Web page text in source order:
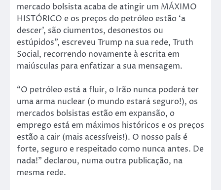
mercado bolsista acaba de atingir um MÁXIMO
HISTÓRICO e os preços do petróleo estão ‘a
descer’, são ciumentos, desonestos ou
estúpidos”, escreveu Trump na sua rede, Truth
Social, recorrendo novamente à escrita em
maiúsculas para enfatizar a sua mensagem.
“O petróleo está a fluir, o Irão nunca poderá ter
uma arma nuclear (o mundo estará seguro!), os
mercados bolsistas estão em expansão, o
emprego está em máximos históricos e os preços
estão a cair (mais acessíveis!). O nosso país é
forte, seguro e respeitado como nunca antes. De
nada!” declarou, numa outra publicação, na
mesma rede.